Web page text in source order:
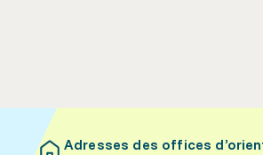
Adresses des offices